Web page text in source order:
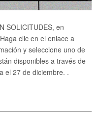
SOLICITUDES, en
clic en el enlace a
y seleccione uno de
disponibles a través de
el 27 de diciembre. .